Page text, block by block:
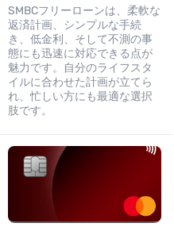
SMBCフリーローンは、柔軟な
返済計画、シンプルな手続
き、低金利、そして不測の事
態にも迅速に対応できる点が
魅力です。自分のライフスタ
イルに合わせた計画が立てら
れ、忙しい方にも最適な選択
肢です。